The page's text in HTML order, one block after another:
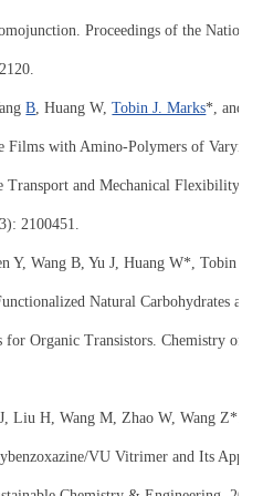
Proceedings of the
B, Huang W,Tobin J. Marks*, and
Films with Amino-Polymers of Varying
Transport and Mechanical Flexibility,
2100451.
Y, Wang B, Yu J, Huang W*, Tobin J.
Natural Carbohydrates as
for Organic Transistors. Chemistry of
Liu H, Wang M, Zhao W, Wang Z*.
VU Vitrimer and Its